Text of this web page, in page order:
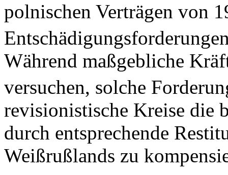
polnischen Verträgen von
Während maßgebliche
versuchen, solche
revisionistische Kreise die
durch entsprechende
Weißrußlands zu